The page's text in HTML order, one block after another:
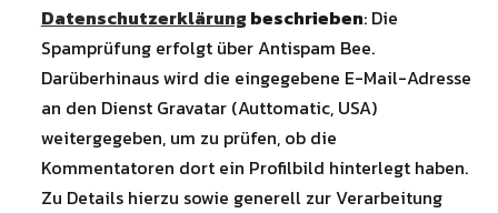
Datenschutzerklärung beschrieben: Die
Spamprüfung erfolgt über Antispam Bee.
Darüberhinaus wird die eingegebene E-Mail-Adresse
an den Dienst Gravatar (Auttomatic, USA)
weitergegeben, um zu prüfen, ob die
Kommentatoren dort ein Profilbild hinterlegt haben.
Zu Details hierzu sowie generell zur Verarbeitung